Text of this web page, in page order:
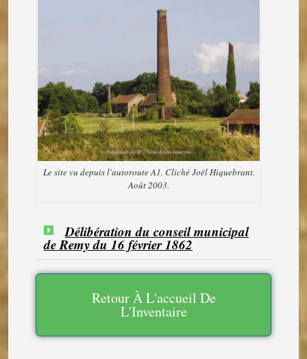
Le site vu depuis l'autoroute A1. Cliché Joël Hiquebrant.
Août 2003.
Délibération du conseil municipal
de Remy du 16 février 1862
Retour À L'accueil De
L'Inventaire